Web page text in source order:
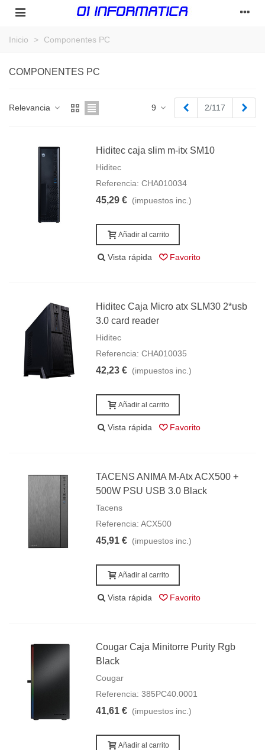
Inicio > Componentes PC
COMPONENTES PC
Relevancia 9 Anterior
2/117
Hiditec caja slim m-itx SM10
Hiditec
Referencia: CHA010034
45,29 € (impuestos inc.)
Añadir al carrito
Vista rápida Favorito
Hiditec Caja Micro atx SLM30 2*usb
3.0 card reader
Hiditec
Referencia: CHA010035
42,23 € (impuestos inc.)
Añadir al carrito
Vista rápida Favorito
TACENS ANIMA M-Atx ACX500 +
500W PSU USB 3.0 Black
Tacens
Referencia: ACX500
45,91 € (impuestos inc.)
Añadir al carrito
Vista rápida Favorito
Cougar Caja Minitorre Purity Rgb
Black
Cougar
Referencia: 385PC40.0001
41,61 € (impuestos inc.)
Añadir al carrito